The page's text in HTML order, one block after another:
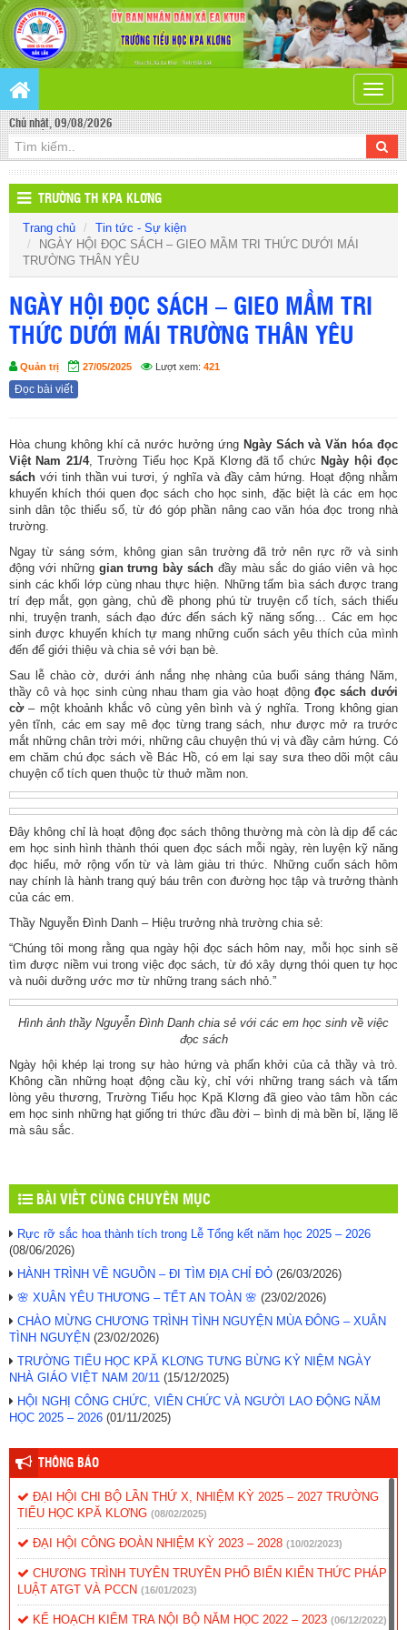
Toggle
Chủ nhật, 09/08/2026
TRƯỜNG TH KPA KLƠNG
Trang chủ
Tin tức - Sự kiện
NGÀY HỘI ĐỌC SÁCH – GIEO MẦM TRI THỨC DƯỚI MÁI
TRƯỜNG THÂN YÊU
NGÀY HỘI ĐỌC SÁCH – GIEO MẦM TRI
THỨC DƯỚI MÁI TRƯỜNG THÂN YÊU
Quản trị 27/05/2025 Lượt xem: 421
Đọc bài viết
Hòa chung không khí cả nước hưởng ứng Ngày Sách và Văn hóa đọc
Việt Nam 21/4, Trường Tiểu học Kpă Klơng đã tổ chứcNgày hội đọc
sách với tinh thần vui tươi, ý nghĩa và đầy cảm hứng. Hoạt động nhằm
khuyến khích thói quen đọc sách cho học sinh, đặc biệt là các em học
sinh dân tộc thiểu số, từ đó góp phần nâng cao văn hóa đọc trong nhà
trường.
Ngay từ sáng sớm, không gian sân trường đã trở nên rực rỡ và sinh
động với những gian trưng bày sách đầy màu sắc do giáo viên và học
sinh các khối lớp cùng nhau thực hiện. Những tấm bìa sách được trang
trí đẹp mắt, gọn gàng, chủ đề phong phú từ truyện cổ tích, sách thiếu
nhi, truyện tranh, sách đạo đức đến sách kỹ năng sống… Các em học
sinh được khuyến khích tự mang những cuốn sách yêu thích của mình
đến để giới thiệu và chia sẻ với bạn bè.
Sau lễ chào cờ, dưới ánh nắng nhẹ nhàng của buổi sáng tháng Năm,
thầy cô và học sinh cùng nhau tham gia vào hoạt động đọc sách dưới
cờ– một khoảnh khắc vô cùng yên bình và ý nghĩa. Trong không gian
yên tĩnh, các em say mê đọc từng trang sách, như được mở ra trước
mắt những chân trời mới, những câu chuyện thú vị và đầy cảm hứng. Có
em chăm chú đọc sách về Bác Hồ, có em lại say sưa theo dõi một câu
chuyện cổ tích quen thuộc từ thuở mầm non.
Đây không chỉ là hoạt động đọc sách thông thường mà còn là dịp để các
em học sinh hình thành thói quen đọc sách mỗi ngày, rèn luyện kỹ năng
đọc hiểu, mở rộng vốn từ và làm giàu tri thức. Những cuốn sách hôm
nay chính là hành trang quý báu trên con đường học tập và trưởng thành
của các em.
Thầy Nguyễn Đình Danh – Hiệu trưởng nhà trường chia sẻ:
“Chúng tôi mong rằng qua ngày hội đọc sách hôm nay, mỗi học sinh sẽ
tìm được niềm vui trong việc đọc sách, từ đó xây dựng thói quen tự học
và nuôi dưỡng ước mơ từ những trang sách nhỏ.”
Hình ảnh thầy Nguyễn Đình Danh chia sẻ với các em học sinh về việc
đọc sách
Ngày hội khép lại trong sự hào hứng và phấn khởi của cả thầy và trò.
Không cần những hoạt động cầu kỳ, chỉ với những trang sách và tấm
lòng yêu thương, Trường Tiểu học Kpă Klơng đã gieo vào tâm hồn các
em học sinh những hạt giống tri thức đầu đời – bình dị mà bền bỉ, lặng lẽ
mà sâu sắc.
BÀI VIẾT CÙNG CHUYÊN MỤC
Rực rỡ sắc hoa thành tích trong Lễ Tổng kết năm học 2025 – 2026
(08/06/2026)
HÀNH TRÌNH VỀ NGUỒN – ĐI TÌM ĐỊA CHỈ ĐỎ (26/03/2026)
🌸 XUÂN YÊU THƯƠNG – TẾT AN TOÀN 🌸 (23/02/2026)
CHÀO MỪNG CHƯƠNG TRÌNH TÌNH NGUYỆN MÙA ĐÔNG – XUÂN
TÌNH NGUYỆN (23/02/2026)
TRƯỜNG TIỂU HỌC KPĂ KLƠNG TƯNG BỪNG KỶ NIỆM NGÀY
NHÀ GIÁO VIỆT NAM 20/11 (15/12/2025)
HỘI NGHỊ CÔNG CHỨC, VIÊN CHỨC VÀ NGƯỜI LAO ĐỘNG NĂM
HỌC 2025 – 2026 (01/11/2025)
THÔNG BÁO
ĐẠI HỘI CHI BỘ LẦN THỨ X, NHIỆM KỲ 2025 – 2027 TRƯỜNG
TIỂU HỌC KPĂ KLƠNG (08/02/2025)
ĐẠI HỘI CÔNG ĐOÀN NHIỆM KỲ 2023 – 2028 (10/02/2023)
CHƯƠNG TRÌNH TUYÊN TRUYỀN PHỔ BIẾN KIẾN THỨC PHÁP
LUẬT ATGT VÀ PCCN (16/01/2023)
KẾ HOẠCH KIỂM TRA NỘI BỘ NĂM HỌC 2022 – 2023 (06/12/2022)